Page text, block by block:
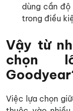
dùng cần độ
trong điều
Vậy từ
chọn
Việc lựa chọn